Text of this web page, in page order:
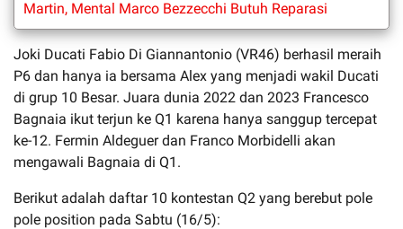
Martin, Mental Marco Bezzecchi Butuh Reparasi
Joki Ducati Fabio Di Giannantonio (VR46) berhasil meraih
P6 dan hanya ia bersama Alex yang menjadi wakil Ducati
di grup 10 Besar. Juara dunia 2022 dan 2023 Francesco
Bagnaia ikut terjun ke Q1 karena hanya sanggup tercepat
ke-12. Fermin Aldeguer dan Franco Morbidelli akan
mengawali Bagnaia di Q1.
Berikut adalah daftar 10 kontestan Q2 yang berebut pole
pole position pada Sabtu (16/5):